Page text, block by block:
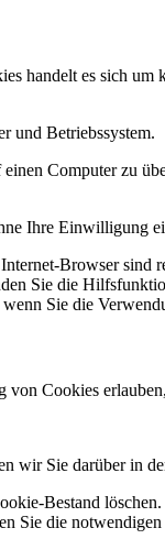
handelt es sich
und Betriebssystem.
Computer zu
Ihre Einwilligung
Browser
Sie die
Sie die
Cookies
wir Sie darüber in
Bestand
Sie die